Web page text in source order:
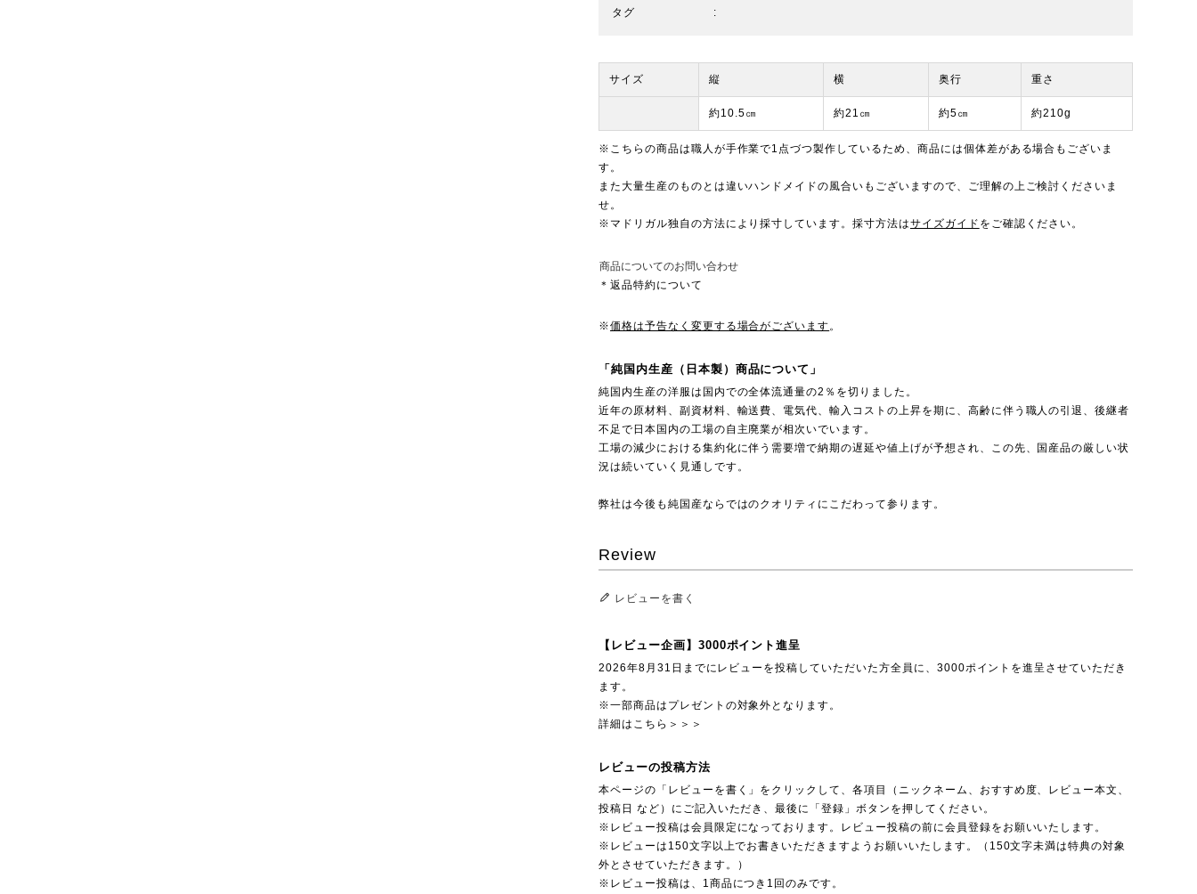
タグ
サイズ 縦 横 奥行 重さ
約10.5㎝ 約21㎝ 約5㎝ 約210g
※こちらの商品は職人が手作業で1点づつ製作しているため、商品には個体差がある場合もございま
す。
また大量生産のものとは違いハンドメイドの風合いもございますので、ご理解の上ご検討くださいま
せ。
※マドリガル独自の方法により採寸しています。採寸方法はサイズガイド をご確認ください。
商品についてのお問い合わせ
＊返品特約について
※価格は予告なく変更する場合がございます 。
「純国内生産（日本製）商品について」
純国内生産の洋服は国内での全体流通量の2％を切りました。
近年の原材料、副資材料、輸送費、電気代、輸入コストの上昇を期に、高齢に伴う職人の引退、後継者
不足で日本国内の工場の自主廃業が相次いでいます。
工場の減少における集約化に伴う需要増で納期の遅延や値上げが予想され、この先、国産品の厳しい状
況は続いていく見通しです。
弊社は今後も純国産ならではのクオリティにこだわって参ります。
Review
レビューを書く
【レビュー企画】3000ポイント進呈
2026年8月31日までにレビューを投稿していただいた方全員に、3000ポイントを進呈させていただき
ます。
※一部商品はプレゼントの対象外となります。
詳細はこちら＞＞＞
レビューの投稿方法
本ページの「レビューを書く」をクリックして、各項目（ニックネーム、おすすめ度、レビュー本文、
投稿日 など）にご記入いただき、最後に「登録」ボタンを押してください。
※レビュー投稿は会員限定になっております。レビュー投稿の前に会員登録をお願いいたします。
※レビューは150文字以上でお書きいただきますようお願いいたします。（150文字未満は特典の対象
外とさせていただきます。）
※レビュー投稿は、1商品につき1回のみです。